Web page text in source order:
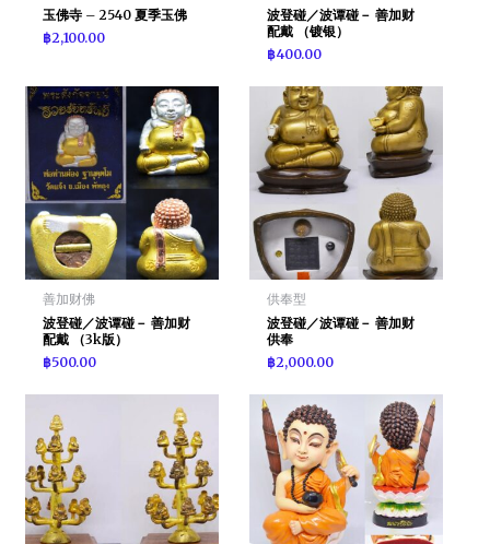
玉佛寺 – 2540 夏季玉佛
฿2,100.00
波登碰／波谭碰－ 善加财
配戴 （镀银）
฿400.00
善加财佛
波登碰／波谭碰－ 善加财
配戴 （3k版）
฿500.00
供奉型
波登碰／波谭碰－ 善加财
供奉
฿2,000.00